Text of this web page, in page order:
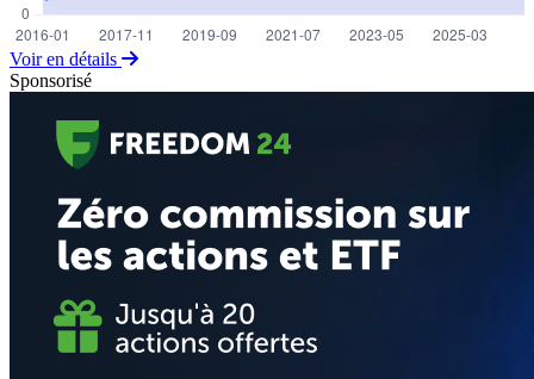
Voir en détails
Sponsorisé